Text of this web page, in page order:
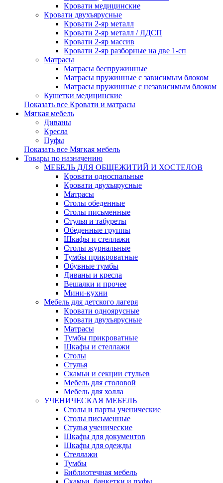
Кровати медицинские
Кровати двухъярусные
Кровати 2-яр металл
Кровати 2-яр металл / ЛДСП
Кровати 2-яр массив
Кровати 2-яр разборные на две 1-сп
Матрасы
Матрасы беспружинные
Матрасы пружинные с зависимым блоком
Матрасы пружинные с независимым блоком
Кушетки медицинские
Показать все Кровати и матрасы
Мягкая мебель
Диваны
Кресла
Пуфы
Показать все Мягкая мебель
Товары по назначению
МЕБЕЛЬ ДЛЯ ОБЩЕЖИТИЙ И ХОСТЕЛОВ
Кровати односпальные
Кровати двухъярусные
Матрасы
Столы обеденные
Столы письменные
Стулья и табуреты
Обеденные группы
Шкафы и стеллажи
Столы журнальные
Тумбы прикроватные
Обувные тумбы
Диваны и кресла
Вешалки и прочее
Мини-кухни
Мебель для детского лагеря
Кровати одноярусные
Кровати двухъярусные
Матрасы
Тумбы прикроватные
Шкафы и стеллажи
Столы
Стулья
Скамьи и секции стульев
Мебель для столовой
Мебель для холла
УЧЕНИЧЕСКАЯ МЕБЕЛЬ
Столы и парты ученические
Столы письменные
Стулья ученические
Шкафы для документов
Шкафы для одежды
Стеллажи
Тумбы
Библиотечная мебель
Скамьи, банкетки и пуфы